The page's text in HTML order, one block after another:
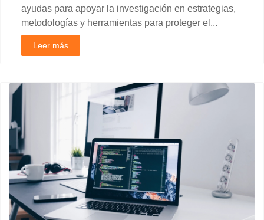
ayudas para apoyar la investigación en estrategias,
metodologías y herramientas para proteger el...
Leer más